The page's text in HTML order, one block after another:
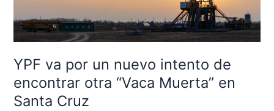
YPF va por un nuevo intento de
encontrar otra “Vaca Muerta” en
Santa Cruz
“Vaca
Muerta”
Santa